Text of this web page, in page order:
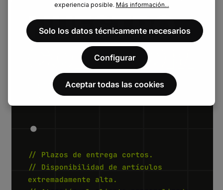
NUESTRO.
COMPROM
ISO
.
// Plazos de entrega cortos.
// Disponibilidad de artículos
extremadamente alta.
experiencia posible. Más información...
Solo los datos técnicamente necesarios
Configurar
Aceptar todas las cookies